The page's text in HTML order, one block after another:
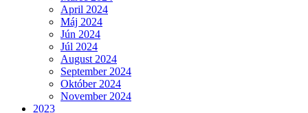
April 2024
Máj 2024
Jún 2024
Júl 2024
August 2024
September 2024
Október 2024
November 2024
2023